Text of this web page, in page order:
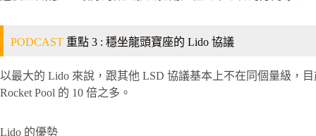
PODCAST 重點 3 : 穩坐龍頭寶座的 Lido 協議
以最大的 Lido 來說，跟其他 LSD 協議基本上不在同個量級，
Rocket Pool 的 10 倍之多。
Lido 的優勢